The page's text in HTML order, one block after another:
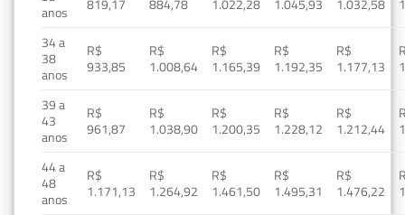
anos
819,17
884,78
1.022,28
1.045,93
1.032,58
34 a
38
anos
R$
933,85
R$
1.008,64
R$
1.165,39
R$
1.192,35
R$
1.177,13
39 a
43
anos
R$
961,87
R$
1.038,90
R$
1.200,35
R$
1.228,12
R$
1.212,44
44 a
48
anos
R$
1.171,13
R$
1.264,92
R$
1.461,50
R$
1.495,31
R$
1.476,22